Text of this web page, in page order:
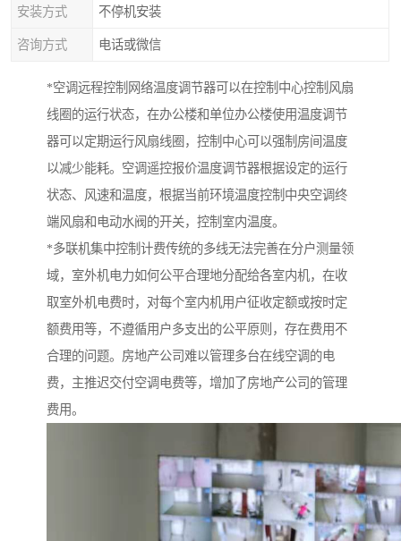
安装方式 不停机安装
咨询方式 电话或微信
*空调远程控制网络温度调节器可以在控制中心控制风扇
线圈的运行状态，在办公楼和单位办公楼使用温度调节
器可以定期运行风扇线圈，控制中心可以强制房间温度
以减少能耗。空调遥控报价温度调节器根据设定的运行
状态、风速和温度，根据当前环境温度控制中央空调终
端风扇和电动水阀的开关，控制室内温度。
*多联机集中控制计费传统的多线无法完善在分户测量领
域，室外机电力如何公平合理地分配给各室内机，在收
取室外机电费时，对每个室内机用户征收定额或按时定
额费用等，不遵循用户多支出的公平原则，存在费用不
合理的问题。房地产公司难以管理多台在线空调的电
费，主推迟交付空调电费等，增加了房地产公司的管理
费用。